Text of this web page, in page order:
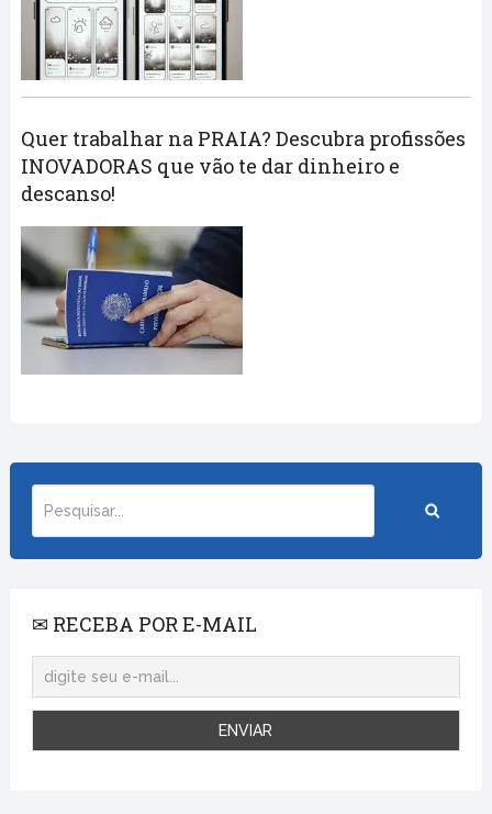
Quer trabalhar na PRAIA? Descubra profissões
INOVADORAS que vão te dar dinheiro e
descanso!
✉ RECEBA POR E-MAIL